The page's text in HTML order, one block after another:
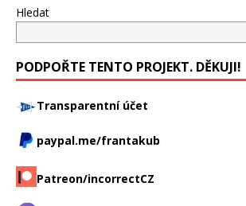
Hledat
PODPOŘTE TENTO PROJEKT. DĚKUJI!
Transparentní účet
paypal.me/frantakub
Patreon/incorrectCZ